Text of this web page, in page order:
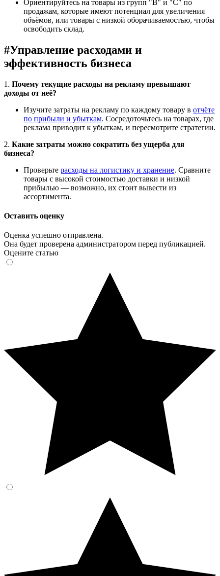
Ориентируйтесь на товары из групп "B" и "C" по
продажам, которые имеют потенциал для увеличения
объёмов, или товары с низкой оборачиваемостью, чтобы
освободить склад.
#Управление расходами и
эффективность бизнеса
1. Почему текущие расходы на рекламу превышают
доходы от неё?
Изучите затраты на рекламу по каждому товару в отчёте
по прибыли и убыткам. Сосредоточьтесь на товарах, где
реклама приводит к убыткам, и пересмотрите стратегии.
2. Какие затраты можно сократить без ущерба для
бизнеса?
Проверьте расходы на логистику и хранение. Сравните
товары с высокой стоимостью доставки и низкой
прибылью — возможно, их стоит вывести из
ассортимента.
Оставить оценку
Оценка успешно отправлена.
Она будет проверена администратором перед публикацией.
Оцените статью